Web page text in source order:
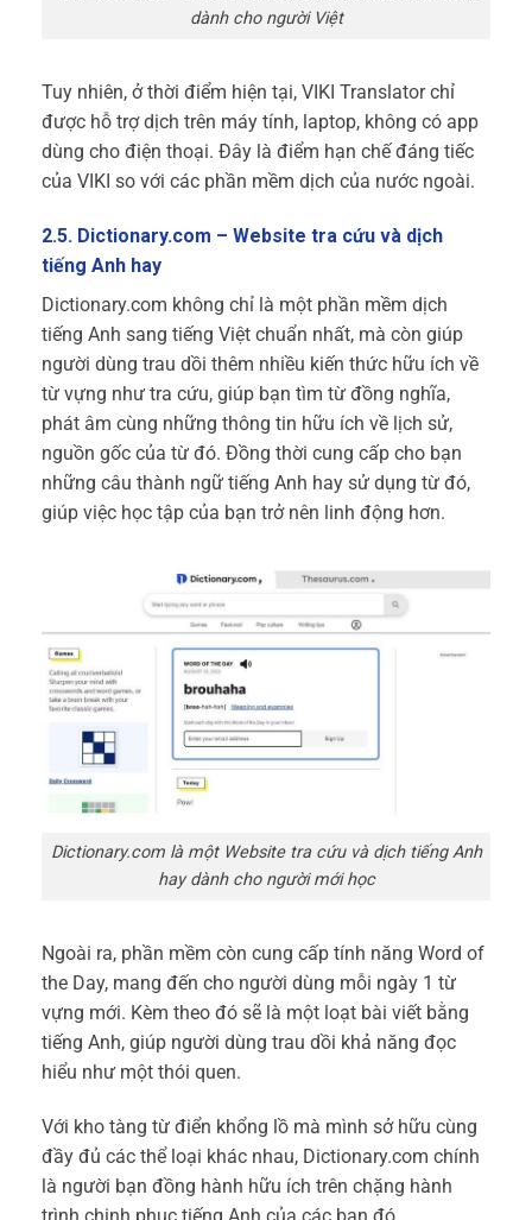
dành cho người Việt
Tuy nhiên, ở thời điểm hiện tại, VIKI Translator chỉ
được hỗ trợ dịch trên máy tính, laptop, không có app
dùng cho điện thoại. Đây là điểm hạn chế đáng tiếc
của VIKI so với các phần mềm dịch của nước ngoài.
2.5. Dictionary.com – Website tra cứu và dịch
tiếng Anh hay
Dictionary.com không chỉ là một phần mềm dịch
tiếng Anh sang tiếng Việt chuẩn nhất, mà còn giúp
người dùng trau dồi thêm nhiều kiến thức hữu ích về
từ vựng như tra cứu, giúp bạn tìm từ đồng nghĩa,
phát âm cùng những thông tin hữu ích về lịch sử,
nguồn gốc của từ đó. Đồng thời cung cấp cho bạn
những câu thành ngữ tiếng Anh hay sử dụng từ đó,
giúp việc học tập của bạn trở nên linh động hơn.
Dictionary.com là một Website tra cứu và dịch tiếng Anh
hay dành cho người mới học
Ngoài ra, phần mềm còn cung cấp tính năng Word of
the Day, mang đến cho người dùng mỗi ngày 1 từ
vựng mới. Kèm theo đó sẽ là một loạt bài viết bằng
tiếng Anh, giúp người dùng trau dồi khả năng đọc
hiểu như một thói quen.
Với kho tàng từ điển khổng lồ mà mình sở hữu cùng
đầy đủ các thể loại khác nhau, Dictionary.com chính
là người bạn đồng hành hữu ích trên chặng hành